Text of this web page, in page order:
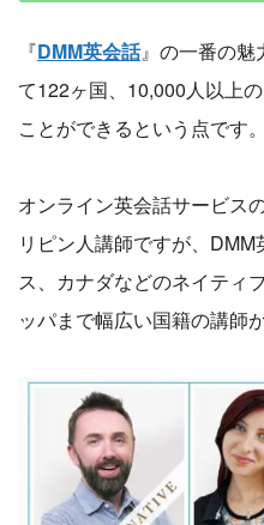
『DMM英会話』の一番の魅
て122ヶ国、10,000人以上
ことができるという点です。
オンライン英会話サービス
リピン人講師ですが、
ス、カナダなどのネイティ
ッパまで幅広い国籍の講師